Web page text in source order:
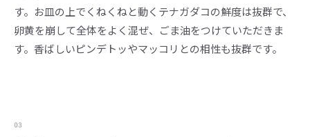
す。お皿の上でくねくねと動くテナガダコの鮮度は抜群で、
卵黄を崩して全体をよく混ぜ、ごま油をつけていただきま
す。香ばしいピンデトッやマッコリとの相性も抜群です。
03